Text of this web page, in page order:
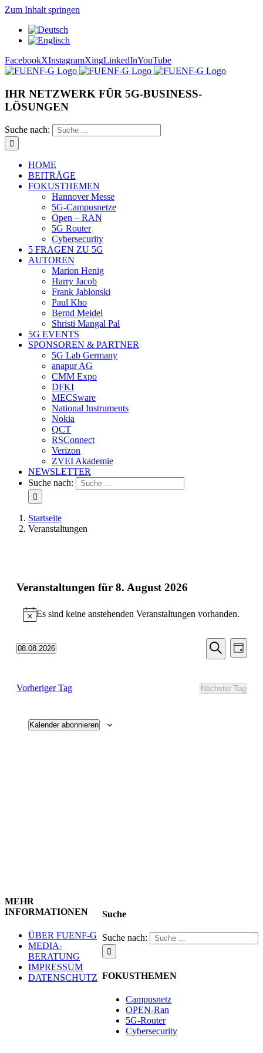
Zum Inhalt springen
FacebookXInstagramXingLinkedInYouTube
IHR NETZWERK FÜR 5G-BUSINESS-
LÖSUNGEN
Suche nach:
HOME
BEITRÄGE
FOKUSTHEMEN
Hannover Messe
5G-Campusnetze
Open – RAN
5G Router
Cybersecurity
5 FRAGEN ZU 5G
AUTOREN
Marion Henig
Harry Jacob
Frank Jablonski
Paul Kho
Bernd Meidel
Shristi Mangal Pal
5G EVENTS
SPONSOREN & PARTNER
5G Lab Germany
anapur AG
CMM Expo
DFKI
MECSware
National Instruments
Nokia
QCT
RSConnect
Verizon
ZVEI Akademie
NEWSLETTER
Suche nach:
Startseite
Veranstaltungen
Veranstaltungen für 8. August 2026
Hinweis
Es sind keine anstehenden Veranstaltungen vorhanden.
Suche
Suche
Tag
08.08.2026
Vorheriger Tag
Nächster Tag
Kalender abonnieren
Suche
Suche nach:
FOKUSTHEMEN
Campusnetz
OPEN-Ran
5G-Router
Cybersecurity
MEHR
INFORMATIONEN
ÜBER FUENF-G
MEDIA-
BERATUNG
IMPRESSUM
DATENSCHUTZ